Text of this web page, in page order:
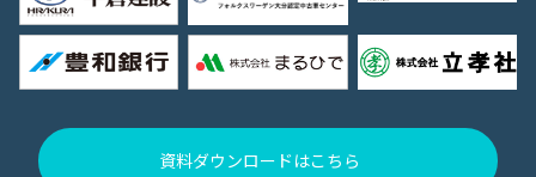
資料ダウンロードはこちら